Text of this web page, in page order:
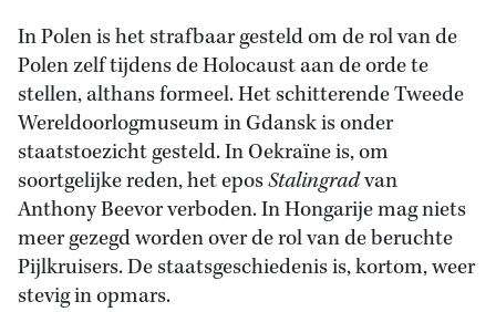
In Polen is het strafbaar gesteld om de rol van de
Polen zelf tijdens de Holocaust aan de orde te
stellen, althans formeel. Het schitterende Tweede
Wereldoorlogmuseum in Gdansk is onder
staatstoezicht gesteld. In Oekraïne is, om
soortgelijke reden, het eposStalingradvan
Anthony Beevor verboden. In Hongarije mag niets
meer gezegd worden over de rol van de beruchte
Pijlkruisers. De staatsgeschiedenis is, kortom, weer
stevig in opmars.